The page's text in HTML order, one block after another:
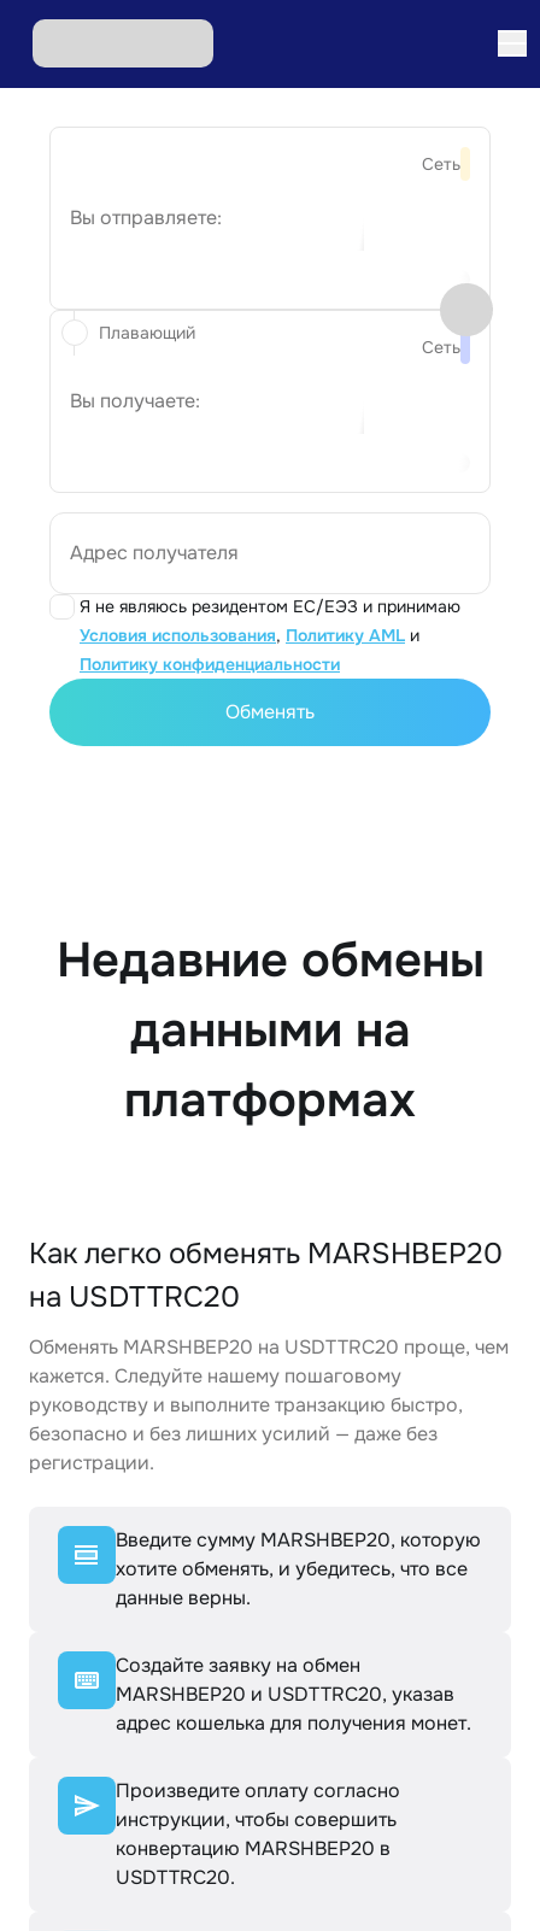
Сеть
Вы отправляете:
Сеть
Вы получаете:
Адрес получателя
Я не являюсь резидентом ЕС/ЕЭЗ и принимаю
Условия использования, Политику AML и
Политику конфиденциальности
Плавающий
Обменять
Недавние обмены
данными на
платформах
Как легко обменять MARSHBEP20
на USDTTRC20
Обменять MARSHBEP20 на USDTTRC20 проще, чем
кажется. Следуйте нашему пошаговому
руководству и выполните транзакцию быстро,
безопасно и без лишних усилий — даже без
регистрации.
Введите сумму MARSHBEP20, которую
хотите обменять, и убедитесь, что все
данные верны.
Создайте заявку на обмен
MARSHBEP20 и USDTTRC20, указав
адрес кошелька для получения монет.
Произведите оплату согласно
инструкции, чтобы совершить
конвертацию MARSHBEP20 в
USDTTRC20.